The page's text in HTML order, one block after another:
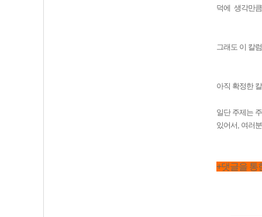
덕에 생각만
그래도 이 칼
아직 확정한
일단 주제는
있어서, 여러
+댓글을 통